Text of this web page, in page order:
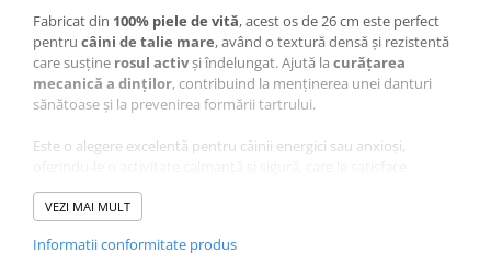
Vitamine Pisici
Perii & Piepteni Pisici
Accesorii Pisici
Culcușuri & Saltele Pisici
Ansambluri Pisici
Cuști & Genți Pisici
Litiere Pisici
Jucării Pisici
Fabricat din 100% piele de vită, acest os de 26 cm este perfect
pentru câini de talie mare, având o textură densă și rezistentă
care susține rosul activși îndelungat. Ajută la curățarea
mecanică a dinților, contribuind la menținerea unei danturi
sănătoase și la prevenirea formării tartrului.
Este o alegere excelentă pentru câinii energici sau anxioși,
instinctul natural de ros. Nu conține
artificiale, fiind o opțiune curată și sănătoasă pentru rutina de
VEZI MAI MULT
Informatii conformitate produs